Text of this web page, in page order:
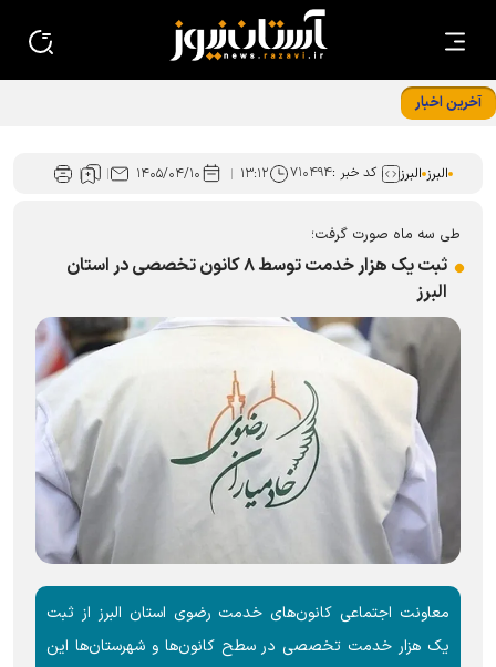
آخرین اخبار
البرز البرز کد خبر :۷۱۰۴۹۴ ۱۳:۱۲ ۱۴۰۵/۰۴/۱۰
طی سه ماه صورت گرفت؛
ثبت یک هزار خدمت توسط ۸ کانون تخصصی در استان
البرز
معاونت اجتماعی کانون‌های خدمت رضوی استان البرز از ثبت
یک هزار خدمت تخصصی در سطح کانون‌ها و شهرستان‌ها این